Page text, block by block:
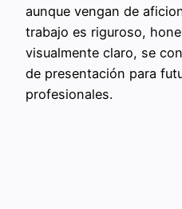
aunque vengan de
trabajo es riguroso,
visualmente claro, se
de presentación para
profesionales.